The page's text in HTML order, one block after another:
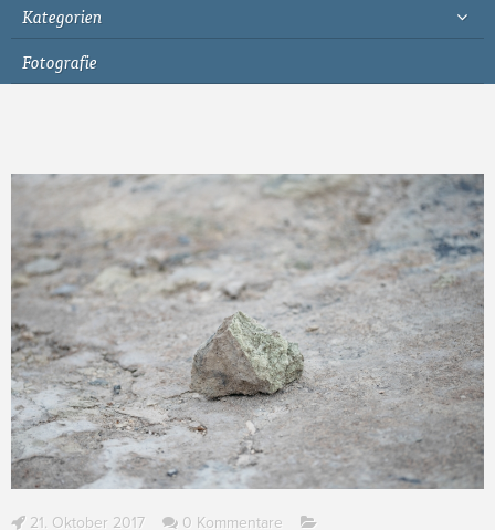
Kategorien
Fotografie
21. Oktober 2017 0 Kommentare